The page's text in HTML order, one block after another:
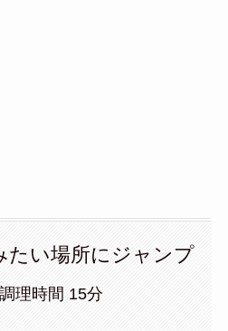
たい場所にジャンプ
理時間 15分